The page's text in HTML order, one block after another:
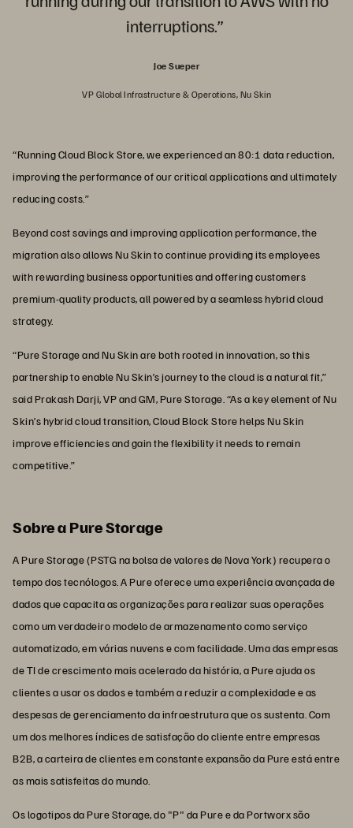
interruptions.”
Joe Sueper
VP Global Infrastructure & Operations, Nu Skin
“Running Cloud Block Store, we experienced an 80:1 data reduction,
improving the performance of our critical applications and ultimately
reducing costs.”
Beyond cost savings and improving application performance, the
migration also allows Nu Skin to continue providing its employees
with rewarding business opportunities and offering customers
premium-quality products, all powered by a seamless hybrid cloud
strategy.
“Pure Storage and Nu Skin are both rooted in innovation, so this
partnership to enable Nu Skin’s journey to the cloud is a natural fit,”
said Prakash Darji, VP and GM, Pure Storage. “As a key element of Nu
Skin’s hybrid cloud transition, Cloud Block Store helps Nu Skin
improve efficiencies and gain the flexibility it needs to remain
competitive.”
Sobre a Pure Storage
A Pure Storage (PSTG na bolsa de valores de Nova York) recupera o
tempo dos tecnólogos. A Pure oferece uma experiência avançada de
dados que capacita as organizações para realizar suas operações
como um verdadeiro modelo de armazenamento como serviço
automatizado, em várias nuvens e com facilidade. Uma das empresas
de TI de crescimento mais acelerado da história, a Pure ajuda os
clientes a usar os dados e também a reduzir a complexidade e as
despesas de gerenciamento da infraestrutura que os sustenta. Com
um dos melhores índices de satisfação do cliente entre empresas
B2B, a carteira de clientes em constante expansão da Pure está entre
as mais satisfeitas do mundo.
Os logotipos da Pure Storage, do "P" da Pure e da Portworx são